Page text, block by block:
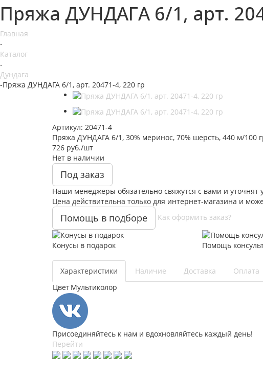
Пряжа ДУНДАГА 6/1, арт.
Главная
-
Каталог
-
Дундага
-Пряжа ДУНДАГА 6/1, арт. 20471-4, 220 гр
Артикул: 20471-4
Пряжа ДУНДАГА 6/1, 30% меринос, 70% шерсть, 440 м/100
726 руб./шт
Нет в наличии
Под заказ
Наши менеджеры обязательно свяжутся с вами и уточнят
Цена действительна только для интернет-магазина и
Помощь в подборе Как оформить заказ?
Конусы в подарок
Помощь
Характеристики Наличие Доставка
Оплата
ЦветМультиколор
Присоединяйтесь к нам и вдохновляйтесь каждый день!
Перейти